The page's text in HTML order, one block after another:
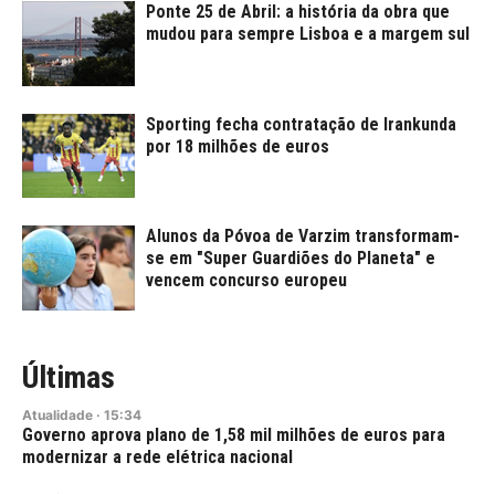
Ponte 25 de Abril: a história da obra que
mudou para sempre Lisboa e a margem sul
Sporting fecha contratação de Irankunda
por 18 milhões de euros
Alunos da Póvoa de Varzim transformam-
se em "Super Guardiões do Planeta" e
vencem concurso europeu
Últimas
Atualidade · 15:34
Governo aprova plano de 1,58 mil milhões de euros para
modernizar a rede elétrica nacional